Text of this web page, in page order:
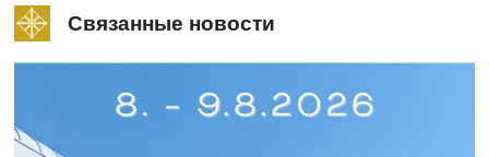
Связанные новости